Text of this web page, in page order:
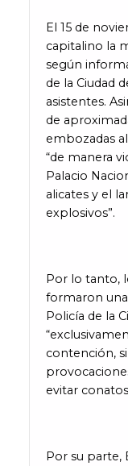
El 15 de
capitalino la
según
de la Ciudad
asistentes.
de
embozadas
“de manera
Palacio
alicates y el
explosivos”.
Por lo tanto,
formaron una
Policía de la
contención,
evitar
Por su parte,